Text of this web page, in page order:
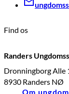
Find os
Randers
Dronningborg Alle
8930 Randers NØ
Om